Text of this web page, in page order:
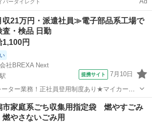
バーダイレクト
21万円・派遣社員≫電子部品系工場で
査・検品 日勤
1,100円
社BREXA Next
提携サイト 7月10日
ター業務！正社員登用制度あり★マイカー通
★クリーンルーム内でのお仕事◎食堂利用可！
◇はんだ槽の機械
オペレーター業務◇ A：準備...
津駅 その他
市家庭系ごち収集用指定袋 燃やすごみ
やさないごみ用